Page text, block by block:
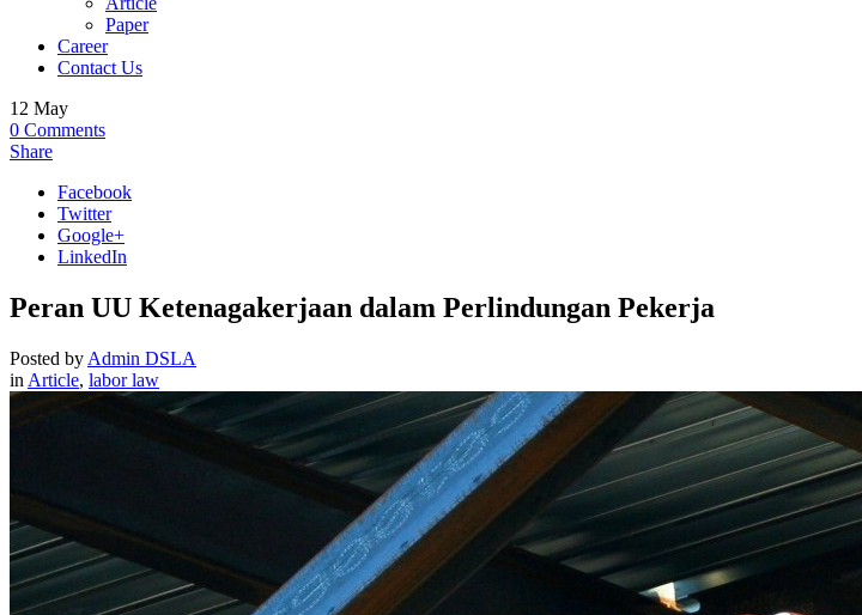
Paper
Career
Contact Us
12 May
0 Comments
Share
Facebook
Twitter
Google+
LinkedIn
Peran UU Ketenagakerjaan dalam Perlindungan Pekerja
Posted by Admin DSLA
in Article, labor law